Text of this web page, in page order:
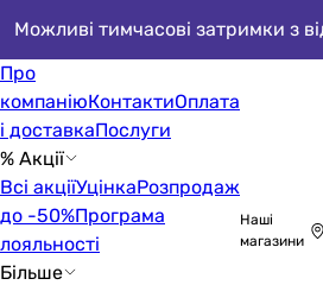
Можливі тимчасові затримки з
Про
компаніюКонтактиОплата
і доставкаПослуги
% Акції
Всі акціїУцінкаРозпродаж
до -50%Програма
лояльності
Більше
Наші
магазини